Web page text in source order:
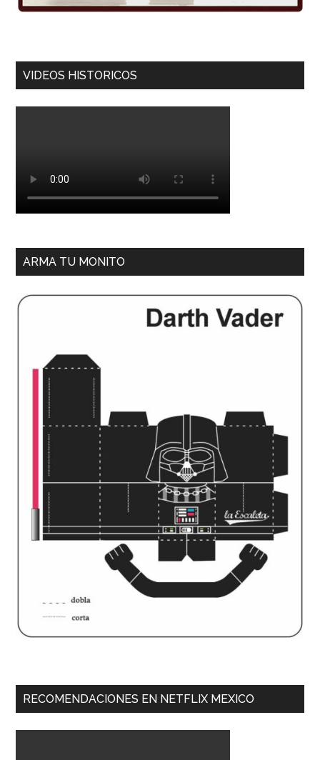
VIDEOS HISTORICOS
ARMA TU MONITO
RECOMENDACIONES EN NETFLIX MEXICO